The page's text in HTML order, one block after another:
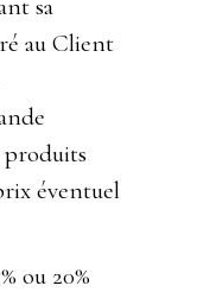
sa
au Client
éventuel
ou 20%